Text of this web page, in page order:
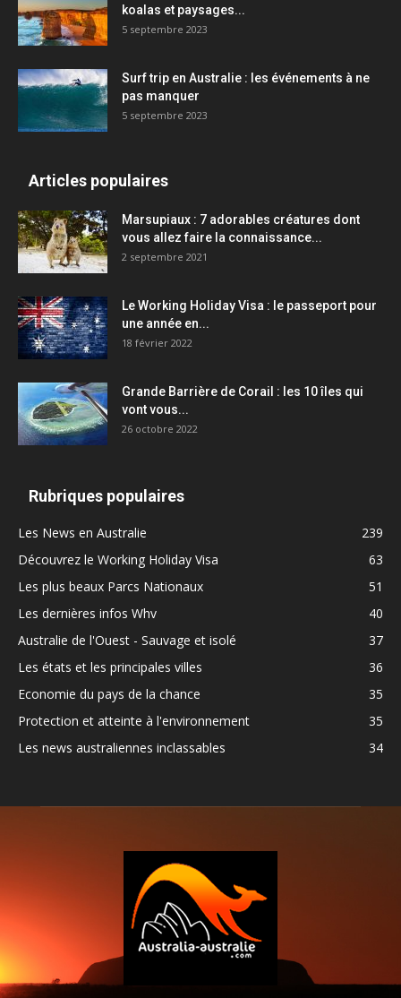
koalas et paysages...
5 septembre 2023
Surf trip en Australie : les événements à ne
pas manquer
5 septembre 2023
Articles populaires
Marsupiaux : 7 adorables créatures dont
vous allez faire la connaissance...
2 septembre 2021
Le Working Holiday Visa : le passeport pour
une année en...
18 février 2022
Grande Barrière de Corail : les 10 îles qui
vont vous...
26 octobre 2022
Rubriques populaires
Les News en Australie
239
Découvrez le Working Holiday Visa
63
Les plus beaux Parcs Nationaux
51
Les dernières infos Whv
40
Australie de l'Ouest - Sauvage et isolé
37
Les états et les principales villes
36
Economie du pays de la chance
35
Protection et atteinte à l'environnement
35
Les news australiennes inclassables
34